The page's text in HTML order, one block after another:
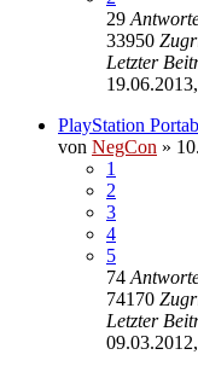
29
33950
Letzter
PlayStation
von NegCon »
1
2
3
4
5
74
74170
Letzter